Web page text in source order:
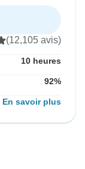
(12,105 avis)
10 heures
92%
En savoir plus